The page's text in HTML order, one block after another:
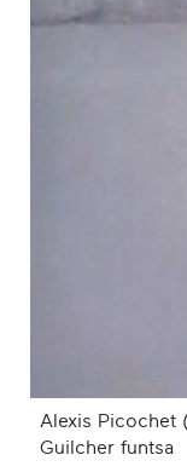
Alexis Picochet
Guilcher funtsa